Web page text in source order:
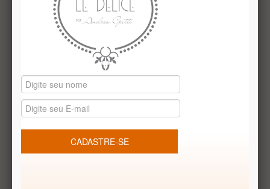
Quem Somos
Le Délice Atelier
Lista de comparação
Vale presentes
Produtos temáticos
REDES SOCIAIS